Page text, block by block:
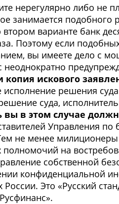
нерегулярно либо не
занимается
варианте банк
Поэтому если
вы имеете дело с
неоднократно
искового
исполнение решения
суда,
вы в этом случае
Управления
не менее
на
собственной
конфиденциальной
Это «Русский